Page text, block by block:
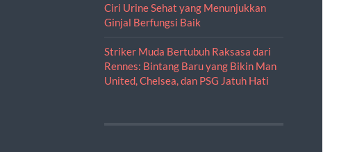
Ciri Urine Sehat yang Menunjukkan
Ginjal Berfungsi Baik
Striker Muda Bertubuh Raksasa dari
Rennes: Bintang Baru yang Bikin Man
United, Chelsea, dan PSG Jatuh Hati